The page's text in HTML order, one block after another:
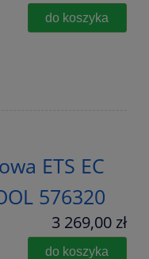
do koszyka
ETS EC
576320
3 269,00 zł
do koszyka